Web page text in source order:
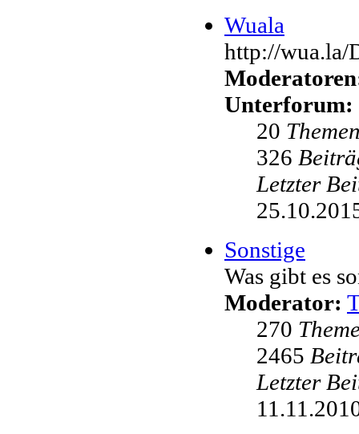
Wuala
http://wua.la/
Unterforum:
20
326
Letzter
Sonstige
Was gibt es
Moderator:
270
2465
Letzter